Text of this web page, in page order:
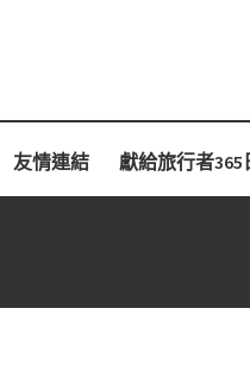
友情連結 獻給旅行者365